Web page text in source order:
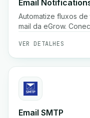
Email
Automatize fluxos
mail da eGrow.
VER DETALHES
Email SMTP